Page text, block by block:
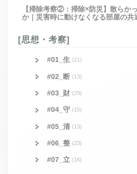
【掃除考察②：掃除×防災】散らか
か｜災害時に動けなくなる部屋の共
[思想・考察]
#01_生 (21)
#02_断 (13)
#03_財 (29)
#04_守 (15)
#05_清 (13)
#06_整 (23)
#07_立 (16)